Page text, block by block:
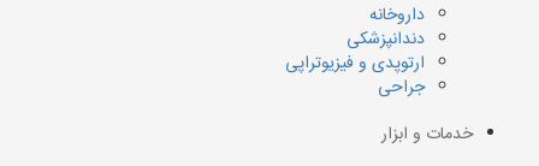
داروخانه
دندانپزشکی
ارتوپدی و فیزیوتراپی
جراحی
خدمات و ابزار